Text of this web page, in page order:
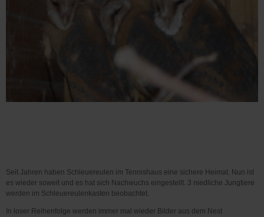
Seit Jahren haben Schleuereulen im Tennishaus eine sichere Heimat. Nun ist
es wieder soweit und es hat sich Nachwuchs eingestellt. 3 niedliche Jungtiere
werden im Schleuereulenkasten beobachtet.
In loser Reihenfolge werden immer mal wieder Bilder aus dem Nest